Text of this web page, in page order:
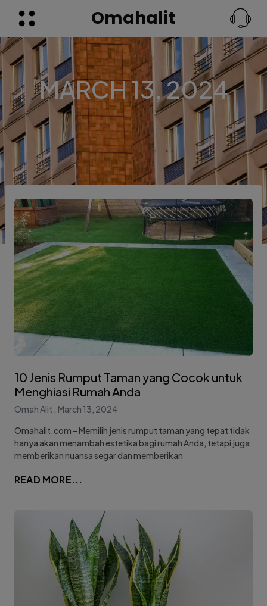
Omahalit
MARCH 13, 2024
10 Jenis Rumput Taman yang Cocok untuk
Menghiasi Rumah Anda
Omah Alit
March 13, 2024
Omahalit.com – Memilih jenis rumput taman yang tepat tidak
hanya akan menambah estetika bagi rumah Anda, tetapi juga
memberikan nuansa segar dan memberikan
READ MORE...